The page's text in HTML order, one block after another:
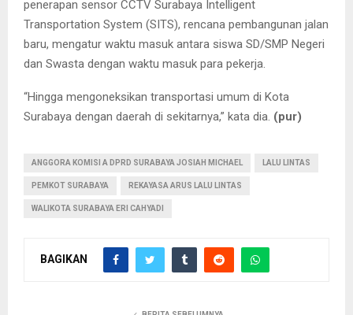
penerapan sensor CCTV Surabaya Intelligent
Transportation System (SITS), rencana pembangunan jalan
baru, mengatur waktu masuk antara siswa SD/SMP Negeri
dan Swasta dengan waktu masuk para pekerja.
“Hingga mengoneksikan transportasi umum di Kota
Surabaya dengan daerah di sekitarnya,” kata dia. (pur)
ANGGORA KOMISI A DPRD SURABAYA JOSIAH MICHAEL LALU LINTAS
PEMKOT SURABAYA REKAYASA ARUS LALU LINTAS
WALIKOTA SURABAYA ERI CAHYADI
BAGIKAN